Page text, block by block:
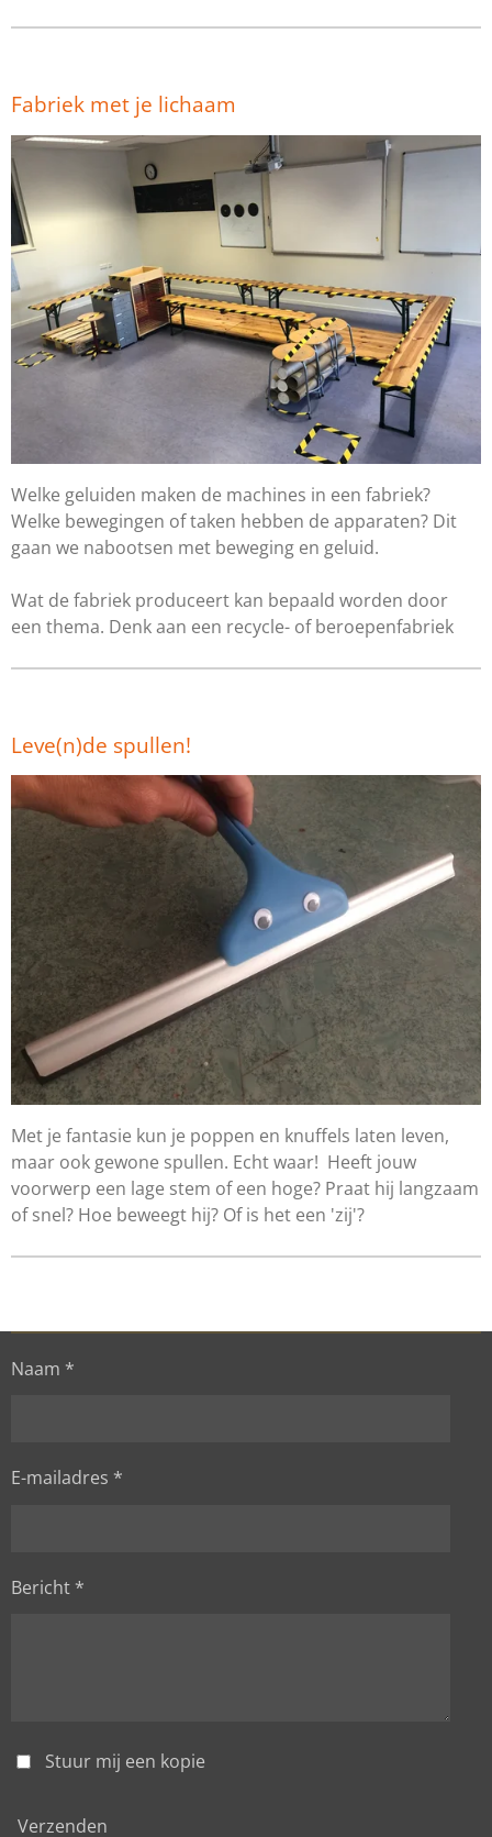
Fabriek met je lichaam
Welke geluiden maken de machines in een fabriek?
Welke bewegingen of taken hebben de apparaten? Dit
gaan we nabootsen met beweging en geluid.
Wat de fabriek produceert kan bepaald worden door
een thema. Denk aan een recycle- of beroepenfabriek
Leve(n)de spullen!
Met je fantasie kun je poppen en knuffels laten leven,
maar ook gewone spullen. Echt waar! Heeft jouw
voorwerp een lage stem of een hoge? Praat hij langzaam
of snel? Hoe beweegt hij? Of is het een 'zij'?
Naam *
E-mailadres *
Bericht *
Stuur mij een kopie
Verzenden